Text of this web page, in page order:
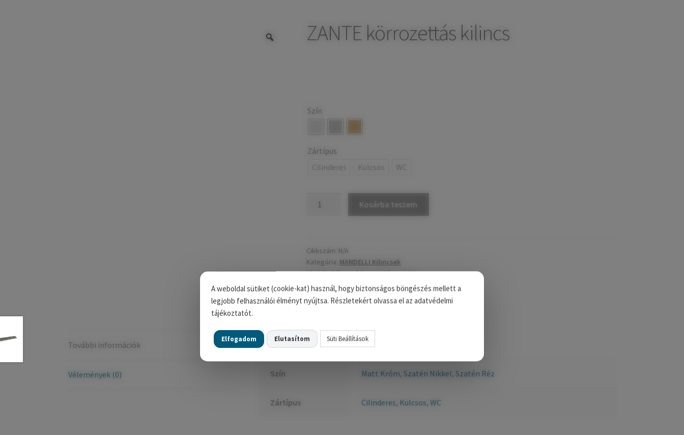
ZANTE körrozettás kilincs
Szín
Zártípus
Cilinderes
Kulcsos WC
Kosárba teszem
Cikkszám: N/A
Kategória: MANDELLI Kilincsek
Címkék:kilincs,körrozettás,zante
További információk
Vélemények (0)
További információk
Szín Matt Króm,Szatén Nikkel,Szatén Réz
Zártípus Cilinderes, Kulcsos,WC
A weboldal sütiket (cookie-kat) használ, hogy biztonságos böngészés mellett a
legjobb felhasználói élményt nyújtsa. Részletekért olvassa el az adatvédelmi
tájékoztatót.
Elfogadom Elutasítom Süti Beállítások